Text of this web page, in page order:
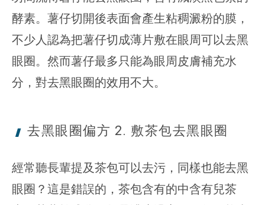
酵素。薯仔切開後表面會產生粘稠澱粉的膜，
不少人認為把薯仔切成薄片敷在眼周可以去黑
眼圈。然而薯仔最多只能為眼周皮膚補充水
分，對去黑眼圈的效用不大。
去黑眼圈偏方 2. 敷茶包去黑眼圈
經常聽長輩提及茶包可以去污，同樣也能去黑
眼圈？這是錯誤的，茶包含有的中含有兒茶